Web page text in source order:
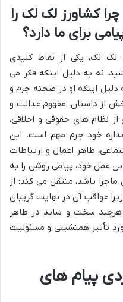
کشاورز لک لک را
برای ما دارد؟
لک، یکی از نقاط کلیدی
نه به دلیل اینکه فکر می
دلیل اینکه او در صحنه جرم و
از داستان، مفهوم عدالت و
نظام های حقوقی و اخلاقی،
خود جرم مهم است. این
ظاهر اعمال و ارتباطات
عمل خود، پیامی روشن را به
باشد، منتقل می کند: از
عواقب آن در نهایت گریبان
هرچند سخت و شاید در ظاهر
تأثیر همنشینی و مسئولیت
پیام های